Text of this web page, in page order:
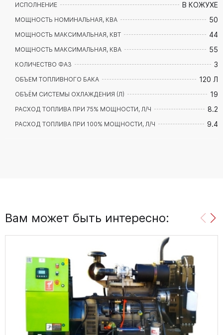
ИСПОЛНЕНИЕ В КОЖУХЕ
МОЩНОСТЬ НОМИНАЛЬНАЯ, КВА 50
МОЩНОСТЬ МАКСИМАЛЬНАЯ, КВТ 44
МОЩНОСТЬ МАКСИМАЛЬНАЯ, КВА 55
КОЛИЧЕСТВО ФАЗ 3
ОБЪЕМ ТОПЛИВНОГО БАКА 120 Л
ОБЪЁМ СИСТЕМЫ ОХЛАЖДЕНИЯ (Л) 19
РАСХОД ТОПЛИВА ПРИ 75% МОЩНОСТИ, Л/Ч 8.2
РАСХОД ТОПЛИВА ПРИ 100% МОЩНОСТИ, Л/Ч 9.4
Вам может быть интересно: